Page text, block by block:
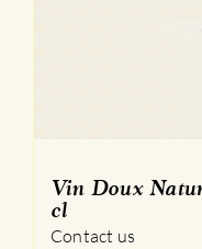
Vin Doux
cl
Contact us